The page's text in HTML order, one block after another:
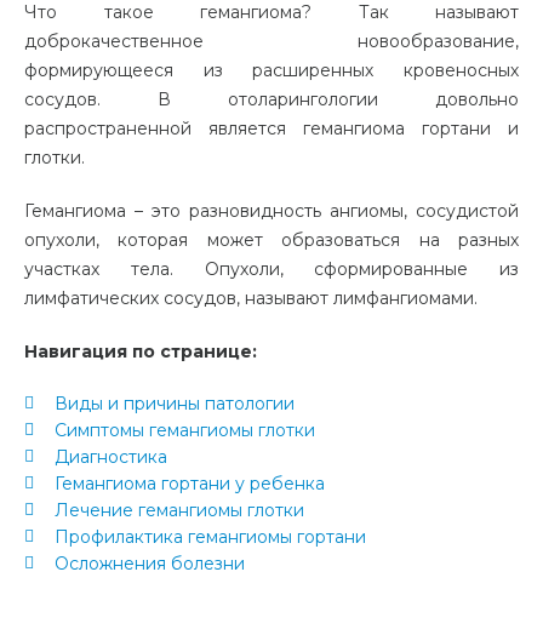
Что такое гемангиома? Так называют
доброкачественное новообразование,
формирующееся из расширенных кровеносных
сосудов. В отоларингологии довольно
распространенной является гемангиома гортани и
глотки.
Гемангиома – это разновидность ангиомы, сосудистой
опухоли, которая может образоваться на разных
участках тела. Опухоли, сформированные из
лимфатических сосудов, называют лимфангиомами.
Навигация по странице:
Виды и причины патологии
Симптомы гемангиомы глотки
Диагностика
Гемангиома гортани у ребенка
Лечение гемангиомы глотки
Профилактика гемангиомы гортани
Осложнения болезни